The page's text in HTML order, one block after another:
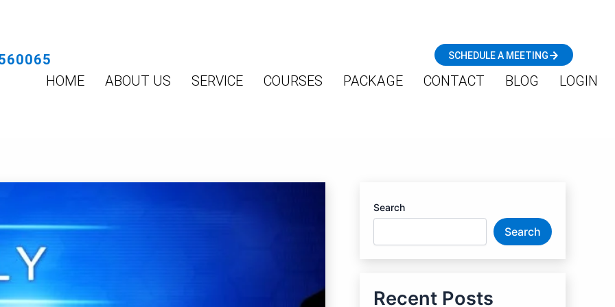
SCHEDULE A MEETING
HOME ABOUT US SERVICE COURSES PACKAGE CONTACT BLOG LOGIN
Search
Search
Recent Posts